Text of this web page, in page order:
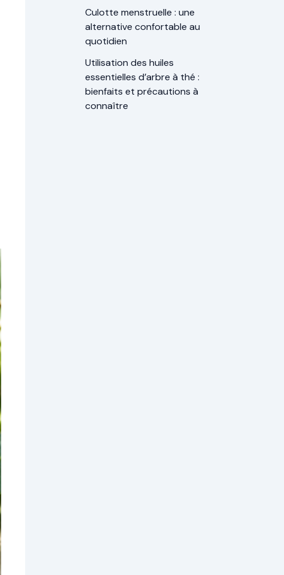
Culotte menstruelle : une
alternative confortable au
quotidien
Utilisation des huiles
essentielles d’arbre à thé :
bienfaits et précautions à
connaître